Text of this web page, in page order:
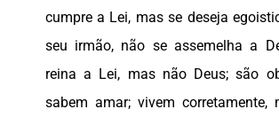
cumpre a Lei, mas se deseja
seu irmão, não se assemelha a
reina a Lei, mas não Deus; são
sabem amar; vivem corretamente,